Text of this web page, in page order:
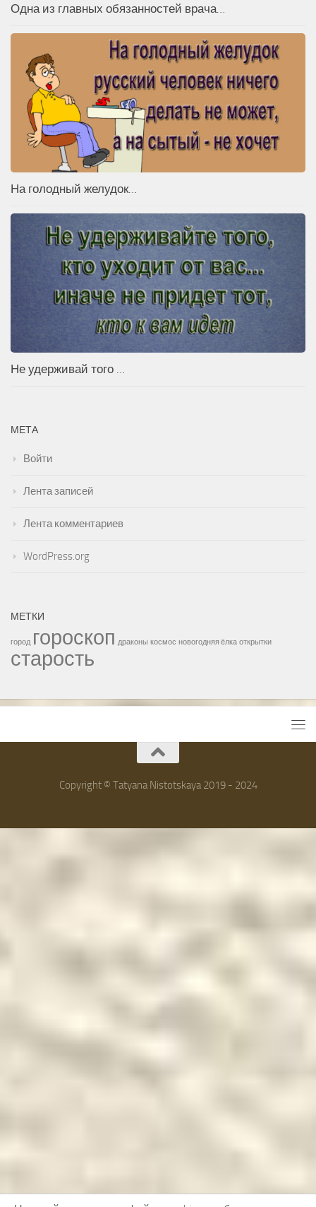
Одна из главных обязанностей врача…
На голодный желудок…
Не удерживай того …
МЕТА
Войти
Лента записей
Лента комментариев
WordPress.org
МЕТКИ
город гороскоп драконы космос новогодняя ёлка открытки
старость
Copyright © Tatyana Nistotskaya 2019 - 2024